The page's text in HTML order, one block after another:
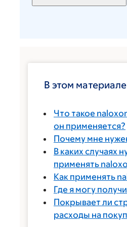
В этом материале
Что такое
он применяется?
Почему мне
В каких случаях
применять
Как применять
Где я могу
Покрывает ли
расходы на